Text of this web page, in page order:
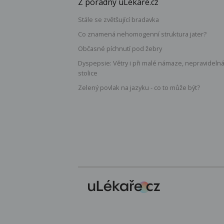
Stále se zvětšující bradavka
Co znamená nehomogenní struktura jater?
Občasné píchnutí pod žebry
Dyspepsie: Větry i při malé námaze, nepravidelná
stolice
Zelený povlak na jazyku - co to může být?